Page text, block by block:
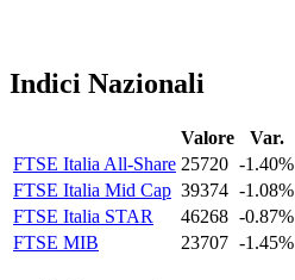
Indici Nazionali
Valore
Var.
FTSE Italia All-Share 25720 -1.40%
FTSE Italia Mid Cap 39374 -1.08%
FTSE Italia STAR
46268 -0.87%
FTSE MIB
23707 -1.45%